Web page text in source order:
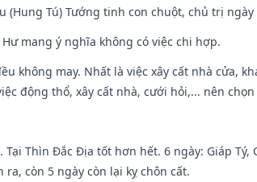
(Hung Tú) Tướng tinh con chuột, chủ trị
mang ý nghĩa không có việc chi hợp.
không may. Nhất là việc xây cất nhà cửa,
động thổ, xây cất nhà, cưới hỏi,... nên
Tại Thìn Đắc Địa tốt hơn hết. 6 ngày: Giáp
còn 5 ngày còn lại kỵ chôn cất.